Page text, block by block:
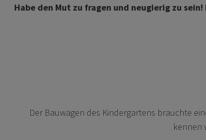
Habe den Mut zu fragen und neugierig zu
Der Bauwagen des Kindergartens brauchte
kennen